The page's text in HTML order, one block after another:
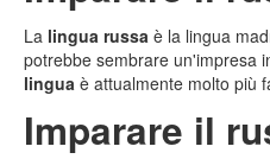
La lingua russa è la lingua
potrebbe sembrare un'impresa
lingua è attualmente molto più
Imparare il